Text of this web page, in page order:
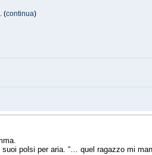
(continua)
polsi per aria. “… quel ragazzo mi